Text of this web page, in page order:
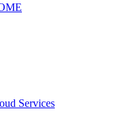
Services